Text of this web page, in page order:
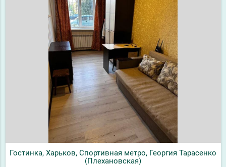
Гостинка, Харьков, Спортивная метро, Георгия Тарасенко
(Плехановская)